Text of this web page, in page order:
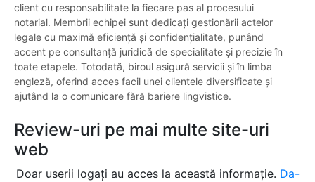
client cu responsabilitate la fiecare pas al procesului
notarial. Membrii echipei sunt dedicați gestionării actelor
legale cu maximă eficiență și confidențialitate, punând
accent pe consultanță juridică de specialitate și precizie în
toate etapele. Totodată, biroul asigură servicii și în limba
engleză, oferind acces facil unei clientele diversificate și
ajutând la o comunicare fără bariere lingvistice.
Review-uri pe mai multe site-uri
web
Doar userii logați au acces la această informație. Da-